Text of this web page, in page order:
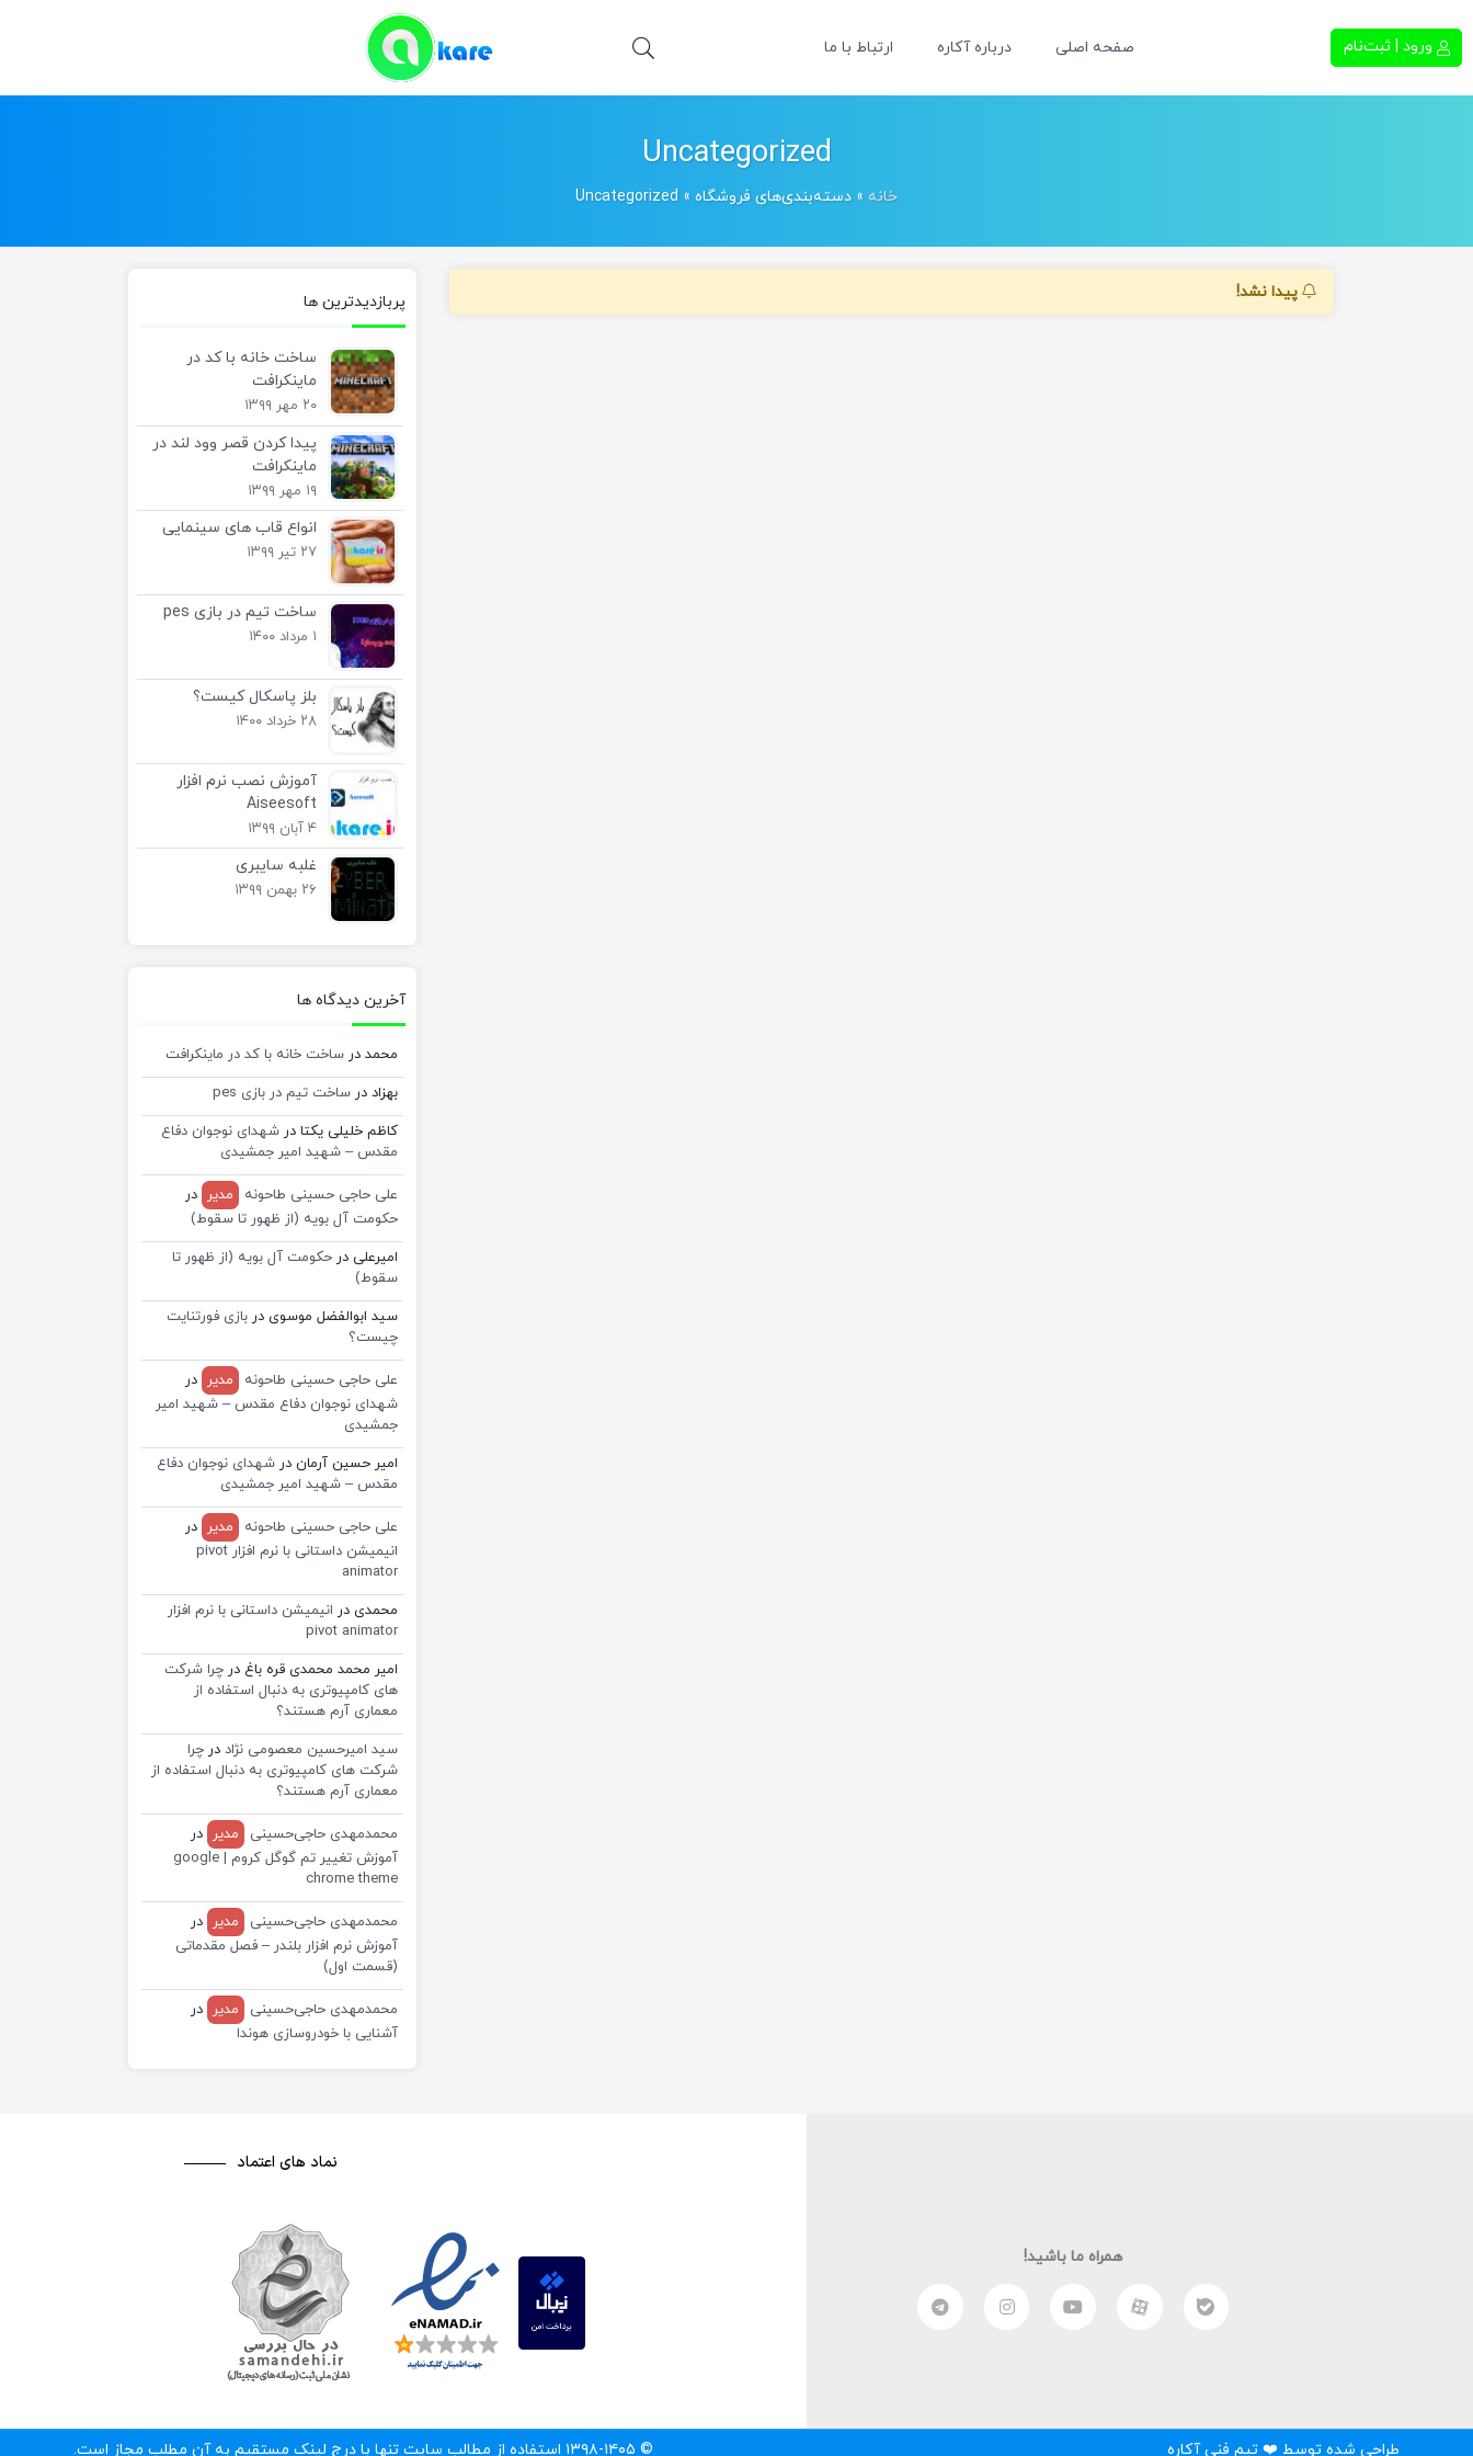
ورود | ثبت‌نام صفحه اصلی درباره آکاره ارتباط با ما
Uncategorized
خانه » دسته‌بندی‌های فروشگاه »
Uncategorized
پیدا نشد! پربازدیدترین ها
ساخت خانه با کد در
ماینکرافت
۲۰ مهر ۱۳۹۹
پیدا کردن قصر وود لند در
ماینکرافت
۱۹ مهر ۱۳۹۹
انواع قاب های سینمایی
۲۷ تیر ۱۳۹۹
ساخت تیم در بازی pes
۱ مرداد ۱۴۰۰
بلز پاسکال کیست؟
۲۸ خرداد ۱۴۰۰
آموزش نصب نرم افزار
Aiseesoft
۴ آبان ۱۳۹۹
غلبه سایبری
۲۶ بهمن ۱۳۹۹
آخرین دیدگاه ها
محمد درساخت خانه با کد در ماینکرافت
بهزاد درساخت تیم در بازی pes
کاظم خلیلی یکتا درشهدای نوجوان دفاع
مقدس – شهید امیر جمشیدی
علی حاجی حسینی طاحونه مدیر
در
حکومت آل بویه (از ظهور تا سقوط)
امیرعلی درحکومت آل بویه (از ظهور تا
سقوط)
سید ابوالفضل موسوی دربازی فورتنایت
چیست؟
علی حاجی حسینی طاحونه مدیر
در
شهدای نوجوان دفاع مقدس – شهید امیر
جمشیدی
امیر حسین آرمان درشهدای نوجوان دفاع
مقدس – شهید امیر جمشیدی
علی حاجی حسینی طاحونه مدیر
در
انیمیشن داستانی با نرم افزار pivot
animator
محمدی در انیمیشن داستانی با نرم افزار
pivot animator
امیر محمد محمدی قره باغ درچرا شرکت
های کامپیوتری به دنبال استفاده از
معماری آرم هستند؟
سید امیرحسین معصومی نژاد درچرا
شرکت های کامپیوتری به دنبال استفاده از
معماری آرم هستند؟
محمدمهدی حاجی‌حسینی مدیر
در
آموزش تغییر تم گوگل کروم | google
chrome theme
محمدمهدی حاجی‌حسینی مدیر
در
آموزش نرم افزار بلندر – فصل مقدماتی
(قسمت اول)
محمدمهدی حاجی‌حسینی مدیر
در
آشنایی با خودروسازی هوندا
همراه ما باشید!
نماد های اعتماد
طراحی شده توسط ❤️ تیم فنی آکاره © ۱۳۹۸-۱۴۰۵ استفاده از مطالب سایت تنها با درج لینک مستقیم به آن مطلب مجاز است.‌